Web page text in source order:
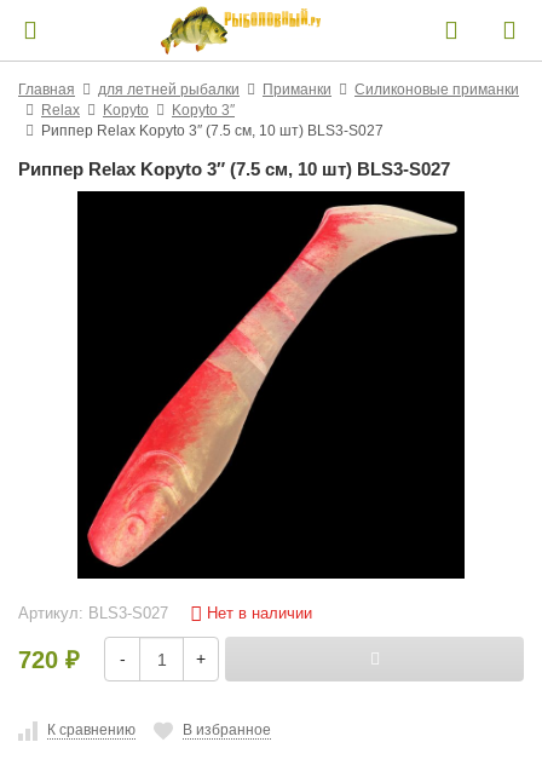
Главная для летней рыбалки Приманки
Силиконовые приманки
Relax
Kopyto
Kopyto 3″
Риппер Relax Kopyto 3″ (7.5 см, 10 шт) BLS3-S027
Риппер Relax Kopyto 3″ (7.5 см, 10 шт) BLS3-S027
Артикул: BLS3-S027 Нет в наличии
720 ₽ - +
К сравнению В избранное